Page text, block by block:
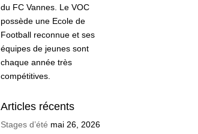
du FC Vannes. Le VOC
possède une Ecole de
Football reconnue et ses
équipes de jeunes sont
chaque année très
compétitives.
Articles récents
Stages d’été mai 26, 2026